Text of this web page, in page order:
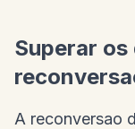
Superar
A reconversao